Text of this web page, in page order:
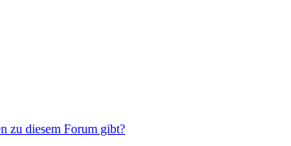
zu diesem Forum gibt?